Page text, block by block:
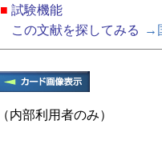
■ 試験機能
この文献を探してみる
→
（内部利用者のみ）